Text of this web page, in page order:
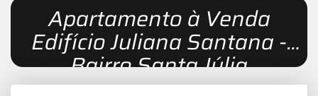
Apartamento à Venda
Edifício Juliana Santana -
Bairro Santa Júlia